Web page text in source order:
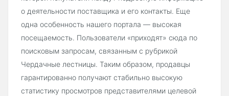
о деятельности поставщика и его контакты. Еще
одна особенность нашего портала — высокая
посещаемость. Пользователи «приходят» сюда по
поисковым запросам, связанным с рубрикой
Чердачные лестницы. Таким образом, продавцы
гарантированно получают стабильно высокую
статистику просмотров представителями целевой